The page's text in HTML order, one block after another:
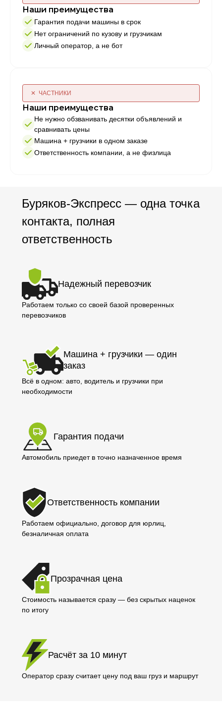
Наши преимущества
Гарантия подачи машины в срок
Нет ограничений по кузову и грузчикам
Личный оператор, а не бот
✕ ЧАСТНИКИ
Наши преимущества
Не нужно обзванивать десятки объявлений и
сравнивать цены
Машина + грузчики в одном заказе
Ответственность компании, а не физлица
Буряков-Экспресс — одна точка
контакта, полная
ответственность
Надежный перевозчик
Работаем только со своей базой проверенных
перевозчиков
Машина + грузчики — один
заказ
Всё в одном: авто, водитель и грузчики при
необходимости
Гарантия подачи
Автомобиль приедет в точно назначенное время
Ответственность компании
Работаем официально, договор для юрлиц,
безналичная оплата
Прозрачная цена
Стоимость называется сразу — без скрытых наценок
по итогу
Расчёт за 10 минут
Оператор сразу считает цену под ваш груз и маршрут